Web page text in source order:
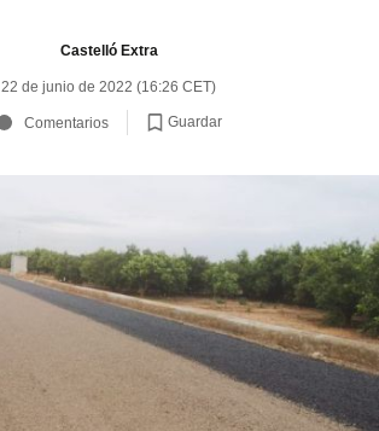
Castelló Extra
22 de junio de 2022 (16:26 CET)
Comentarios Guardar